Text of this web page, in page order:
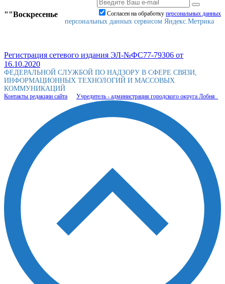
""Воскресенье Согласен на обработку персональныx данных
персональных данных сервисом Яндекс.Метрика
Регистрация сетевого издания ЭЛ-№ФС77-79306 от
16.10.2020
ФЕДЕРАЛЬНОЙ СЛУЖБОЙ ПО НАДЗОРУ В СФЕРЕ СВЯЗИ,
ИНФОРМАЦИОННЫХ ТЕХНОЛОГИЙ И МАССОВЫХ
КОММУНИКАЦИЙ
Контакты редакции сайта Учредитель - администрация городского округа Лобня